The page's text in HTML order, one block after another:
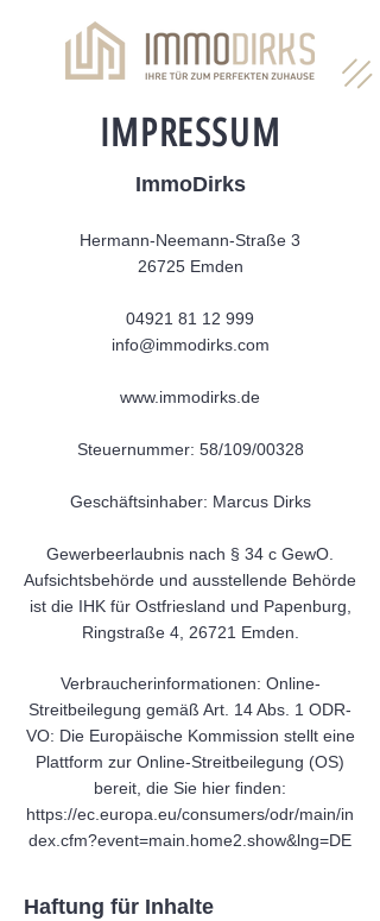
IMPRESSUM
ImmoDirks
Hermann-Neemann-Straße 3
26725 Emden
04921 81 12 999
info@immodirks.com
www.immodirks.de
Steuernummer: 58/109/00328
Geschäftsinhaber: Marcus Dirks
Gewerbeerlaubnis nach § 34 c GewO.
Aufsichtsbehörde und ausstellende Behörde
ist die IHK für Ostfriesland und Papenburg,
Ringstraße 4, 26721 Emden.
Verbraucherinformationen: Online-
Streitbeilegung gemäß Art. 14 Abs. 1 ODR-
VO: Die Europäische Kommission stellt eine
Plattform zur Online-Streitbeilegung (OS)
bereit, die Sie hier finden:
https://ec.europa.eu/consumers/odr/main/in
dex.cfm?event=main.home2.show&lng=DE
Haftung für Inhalte